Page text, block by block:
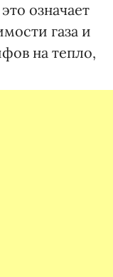
означает
газа и
на тепло,